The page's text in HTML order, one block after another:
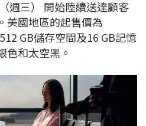
週三） 開始陸續送達顧客
美國地區的起售價為
GB儲存空間及16 GB記憶
色和太空黑。